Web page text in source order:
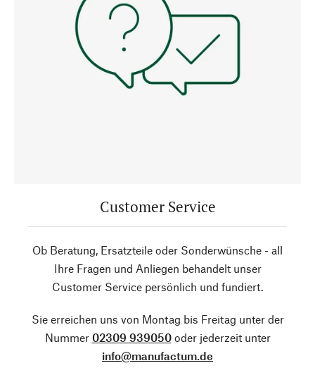
Customer Service
Ob Beratung, Ersatzteile oder Sonderwünsche - all
Ihre Fragen und Anliegen behandelt unser
Customer Service persönlich und fundiert.
Sie erreichen uns von Montag bis Freitag unter der
Nummer 02309 939050oder jederzeit unter
info@manufactum.de